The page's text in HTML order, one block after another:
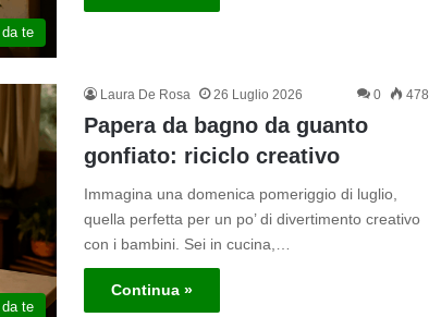
te
te
Laura De Rosa 26 Luglio 2026 0 478
Papera da bagno da guanto
gonfiato: riciclo creativo
Immagina una domenica pomeriggio di luglio,
quella perfetta per un po’ di divertimento creativo
con i bambini. Sei in cucina,…
Continua »